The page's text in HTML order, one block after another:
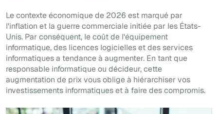
Le contexte économique de 2026 est marqué par
l'inflation et la guerre commerciale initiée par les États-
Unis. Par conséquent, le coût de l'équipement
informatique, des licences logicielles et des services
informatiques a tendance à augmenter. En tant que
responsable informatique ou décideur, cette
augmentation de prix vous oblige à hiérarchiser vos
investissements informatiques et à faire des compromis.